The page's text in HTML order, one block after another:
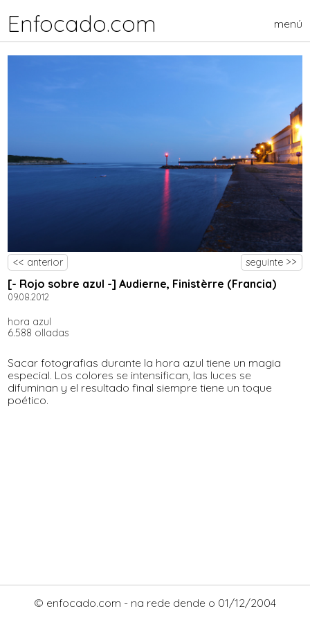
Enfocado.com menú
<< anterior seguinte >>
[- Rojo sobre azul -] Audierne, Finistèrre (Francia)
09.08.2012
hora azul
6.588 olladas
Sacar fotografias durante la hora azul tiene un magia
especial. Los colores se intensifican, las luces se
difuminan y el resultado final siempre tiene un toque
poético.
© enfocado.com - na rede dende o 01/12/2004